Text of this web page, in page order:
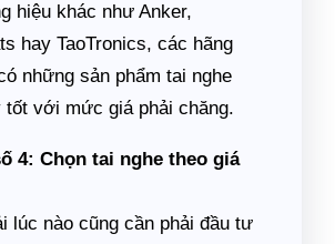
hiệu khác như Anker,
hay TaoTronics, các hãng
những sản phẩm tai nghe
tốt với mức giá phải chăng.
4: Chọn tai nghe theo giá
lúc nào cũng cần phải đầu tư